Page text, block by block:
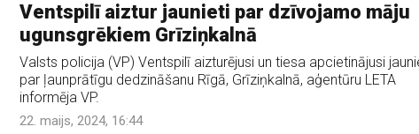
Ventspilī aiztur jaunieti par dzīvojamo māju
ugunsgrēkiem Grīziņkalnā
Valsts policija (VP) Ventspilī aizturējusi un tiesa apcietinājusi
par ļaunprātīgu dedzināšanu Rīgā, Grīziņkalnā, aģentūru LETA
informēja VP.
22. maijs, 2024, 16:44